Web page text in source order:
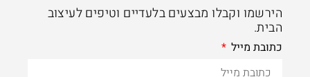
הירשמו וקבלו מבצעים בלעדיים וטיפים לעיצוב
הבית.
כתובת מייל